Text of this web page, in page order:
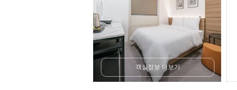
객실정보 더보기